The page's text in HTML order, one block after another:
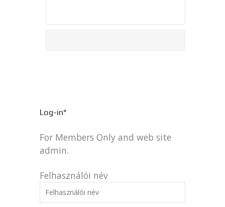
Log-in*
For Members Only and web site
admin.
Felhasználói név